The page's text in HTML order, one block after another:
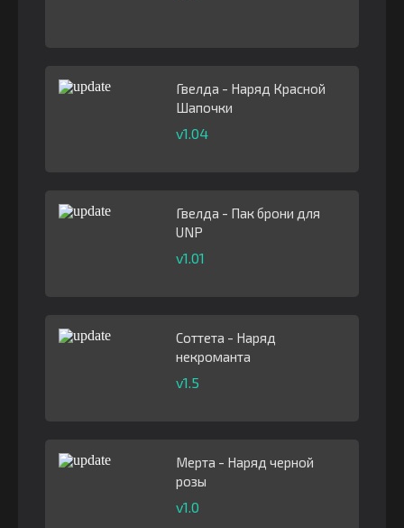
Гвелда - Наряд Красной
Шапочки
v1.04
Гвелда - Пак брони для
UNP
v1.01
Соттета - Наряд
некроманта
v1.5
Мерта - Наряд черной
розы
v1.0